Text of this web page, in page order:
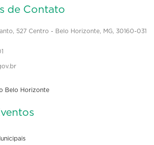
de Contato
527 Centro - Belo Horizonte, MG, 30160-031
Belo Horizonte